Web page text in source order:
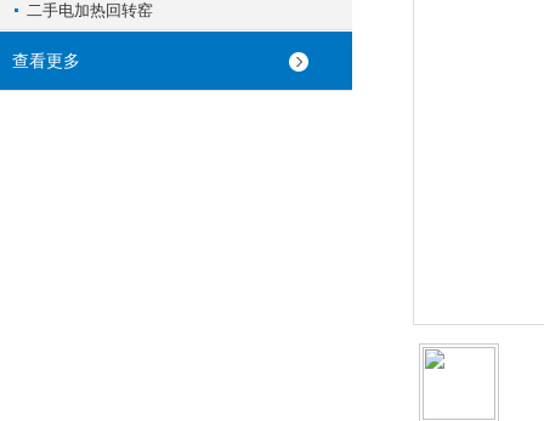
二手电加热回转窑
查看更多